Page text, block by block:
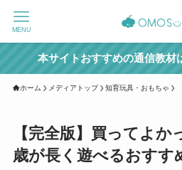
MENU
本サイトおすすめの通信教材
ホーム メディアトップ 知育玩具・おもちゃ
【完全版】買ってよか
歳が長く遊べるおすす